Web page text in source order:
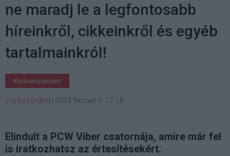
ne maradj le a legfontosabb
híreinkről, cikkeinkről és egyéb
tartalmainkról!
Kedvencekhez
Vörös Lóránd 2024 február 9. 17:18
Elindult a PCW Viber csatornája, amire már fel
is iratkozhatsz az értesítésekért.